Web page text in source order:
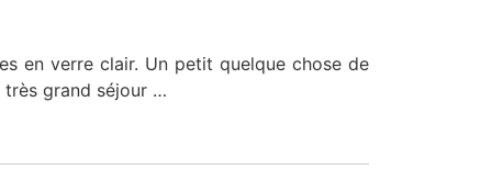
en verre clair. Un petit quelque chose de
très grand séjour …